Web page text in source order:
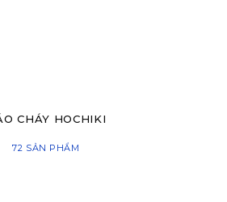
CHÁY HOCHIKI
72 SẢN PHẨM